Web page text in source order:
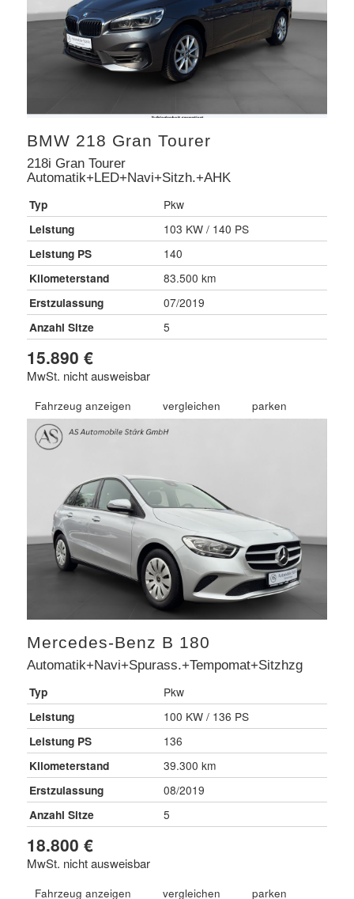
BMW 218 Gran Tourer
218i Gran Tourer
Automatik+LED+Navi+Sitzh.+AHK
Typ
Pkw
Leistung
103 KW / 140 PS
Leistung PS
140
Kilometerstand
83.500 km
Erstzulassung
07/2019
Anzahl Sitze
5
15.890 €
MwSt. nicht ausweisbar
Fahrzeug anzeigen vergleichen parken
Mercedes-Benz B 180
Automatik+Navi+Spurass.+Tempomat+Sitzhzg
Typ
Pkw
Leistung
100 KW / 136 PS
Leistung PS
136
Kilometerstand
39.300 km
Erstzulassung
08/2019
Anzahl Sitze
5
18.800 €
MwSt. nicht ausweisbar
Fahrzeug anzeigen vergleichen parken